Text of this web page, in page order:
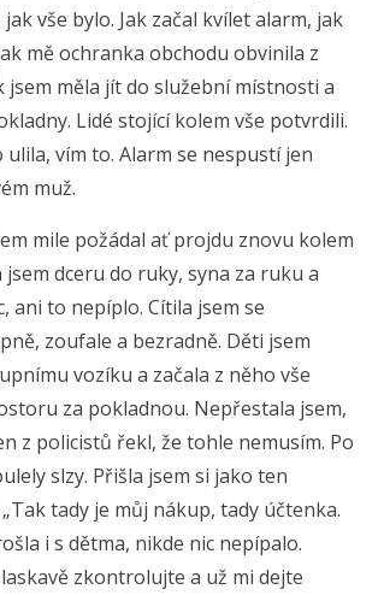
vše bylo. Jak začal kvílet alarm, jak
mě ochranka obchodu obvinila z
jsem měla jít do služební místnosti a
Lidé stojící kolem vše potvrdili.
ulila, vím to. Alarm se nespustí jen
muž.
mile požádal ať projdu znovu kolem
jsem dceru do ruky, syna za ruku a
ani to nepíplo. Cítila jsem se
zoufale a bezradně. Děti jsem
vozíku a začala z něho vše
za pokladnou. Nepřestala jsem,
z policistů řekl, že tohle nemusím. Po
slzy. Přišla jsem si jako ten
tady je můj nákup, tady účtenka.
i s dětma, nikde nic nepípalo.
zkontrolujte a už mi dejte